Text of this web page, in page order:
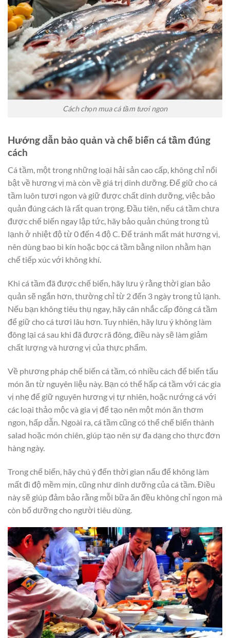
Cách chọn mua cá tầm tươi ngon
Hướng dẫn bảo quản và chế biến cá tầm đúng
cách
Cá tầm, một trong những loại hải sản cao cấp, không chỉ nổi
bật về hương vị mà còn về giá trị dinh dưỡng. Để giữ cho cá
tầm luôn tươi ngon và giữ được chất dinh dưỡng, việc bảo
quản đúng cách là rất quan trọng. Đầu tiên, nếu cá tầm chưa
được chế biến ngay lập tức, hãy bảo quản chúng trong tủ
lạnh ở nhiệt độ từ 0 đến 4 độ C. Để tránh mất mát hương vị,
nên dùng bao bì kín hoặc bọc cá tầm bằng nilon nhằm hạn
chế tiếp xúc với không khí.
Khi cá tầm đã được chế biến, hãy lưu ý rằng thời gian bảo
quản sẽ ngắn hơn, thường chỉ từ 2 đến 3 ngày trong tủ lạnh.
Nếu bạn không tiêu thụ ngay, hãy cân nhắc cấp đông cá tầm
để giữ cho cá tươi lâu hơn. Tuy nhiên, hãy lưu ý không làm
đông lại cá sau khi đã được rã đông, điều này sẽ làm giảm
chất lượng và hương vị của thực phẩm.
Về phương pháp chế biến cá tầm, có nhiều cách để biến tấu
món ăn từ nguyên liệu này. Bạn có thể hấp cá tầm với các gia
vị nhẹ để giữ nguyên hương vị tự nhiên, hoặc nướng cá với
các loại thảo mộc và gia vị để tạo nên một món ăn thơm
ngon, hấp dẫn. Ngoài ra, cá tầm cũng có thể chế biến thành
salad hoặc món chiên, giúp tạo nên sự đa dạng cho thực đơn
hàng ngày.
Trong chế biến, hãy chú ý đến thời gian nấu để không làm
mất đi độ mềm mịn, cũng như dinh dưỡng của cá tầm. Điều
này sẽ giúp đảm bảo rằng mỗi bữa ăn đều không chỉ ngon mà
còn bổ dưỡng cho người tiêu dùng.